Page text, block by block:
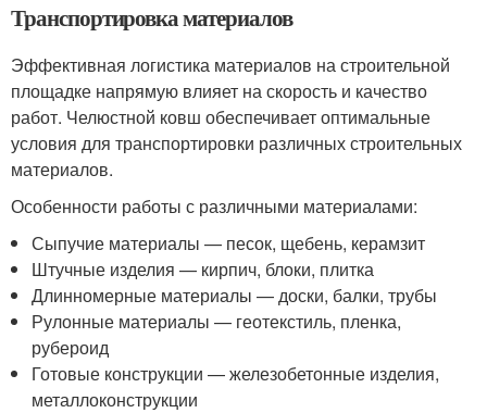
Транспортировка материалов
Эффективная логистика материалов на строительной
площадке напрямую влияет на скорость и качество
работ. Челюстной ковш обеспечивает оптимальные
условия для транспортировки различных строительных
материалов.
Особенности работы с различными материалами:
Сыпучие материалы — песок, щебень, керамзит
Штучные изделия — кирпич, блоки, плитка
Длинномерные материалы — доски, балки, трубы
Рулонные материалы — геотекстиль, пленка,
рубероид
Готовые конструкции — железобетонные изделия,
металлоконструкции